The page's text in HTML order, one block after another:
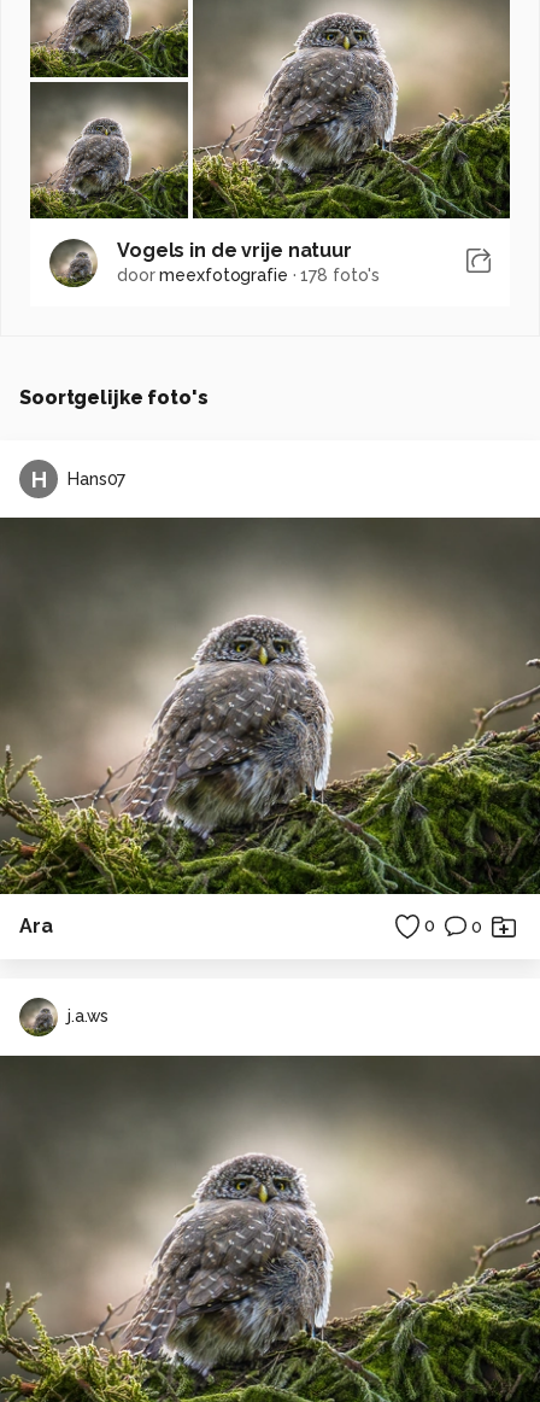
Vogels in de vrije natuur
doormeexfotografie ·178 foto's
Soortgelijke foto's
H Hans07
Ara 0 0
j.a.ws